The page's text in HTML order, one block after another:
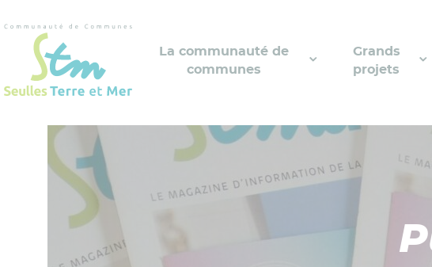
La communauté de
communes
Grands
projets